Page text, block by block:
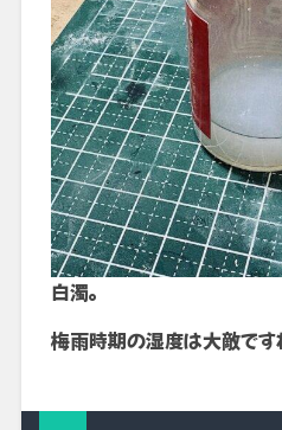
白濁。
梅雨時期の湿度は大敵です